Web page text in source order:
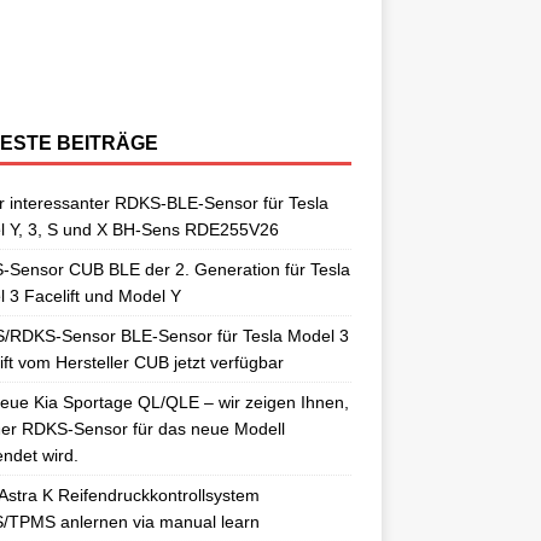
BEITRÄGE
interessanter RDKS-BLE-Sensor für Tesla
Y, 3, S und X BH-Sens RDE255V26
Sensor CUB BLE der 2. Generation für Tesla
3 Facelift und Model Y
RDKS-Sensor BLE-Sensor für Tesla Model 3
vom Hersteller CUB jetzt verfügbar
Kia Sportage QL/QLE – wir zeigen Ihnen,
RDKS-Sensor für das neue Modell
wird.
K Reifendruckkontrollsystem
TPMS anlernen via manual learn